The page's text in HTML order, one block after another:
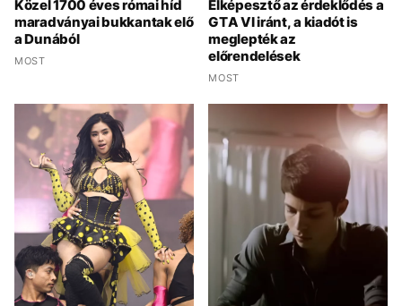
Közel 1700 éves római híd
maradványai bukkantak elő
a Dunából
MOST
Elképesztő az érdeklődés a
GTA VI iránt, a kiadót is
meglepték az
előrendelések
MOST